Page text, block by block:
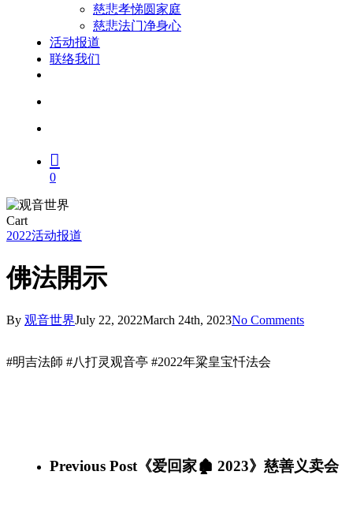
慈悲孝悌圆家庭
慈悲法门净身心
活动报道
联络我们
0
CartClose
Cart
2022活动报道
佛法開示
By 观音世界July 22, 2022March 24th, 2023No Comments
#明吉法師 #八打灵观音亭 #2022年粱皇宝忏法会
Previous Post 《爱回家🏚️ 2023》慈善义卖会